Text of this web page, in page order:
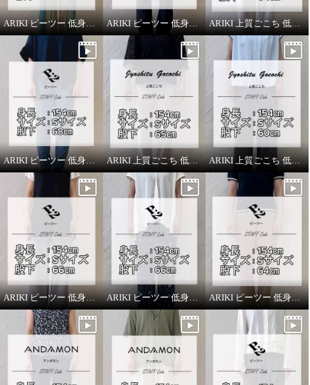
ARIKI ピーツー 低身長スタッフがはいてみました！ ARIKI ピーツー 低身長スタッフがはいてみました！ ARIKI 上質ごこち 低身長スタッフがはいてみました！
ARIKI ピーツー 低身長スタッフがはいてみました！ ARIKI 上質ごこち 低身長スタッフがはいてみました！ ARIKI 上質ごこち 低身長スタッフがはいてみました！
ARIKI ピーツー 低身長スタッフがはいてみました！ ARIKI ピーツー 低身長スタッフがはいてみました！ ARIKI ピーツー 低身長スタッフがはいてみました！